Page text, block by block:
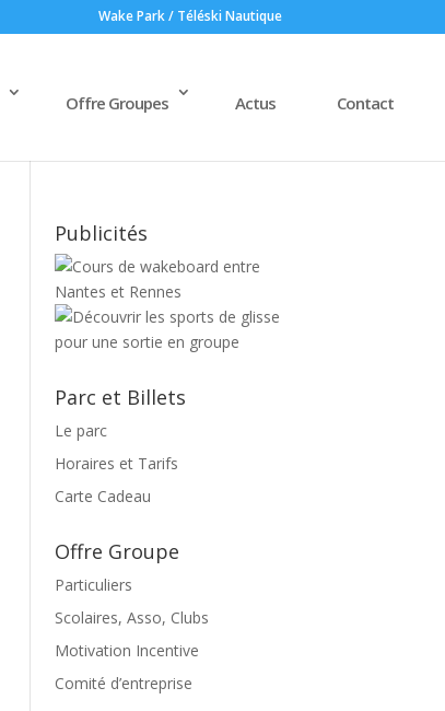
Wake Park / Téléski Nautique
Offre Groupes Actus Contact
Publicités
Parc et Billets
Le parc
Horaires et Tarifs
Carte Cadeau
Offre Groupe
Particuliers
Scolaires, Asso, Clubs
Motivation Incentive
Comité d’entreprise